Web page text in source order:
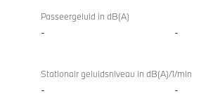
Passeergeluid in dB(A)
- -
Stationair geluidsniveau in dB(A)/1/min
- -